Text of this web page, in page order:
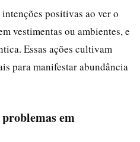
positivas ao ver o
vestimentas ou ambientes, e
Essas ações cultivam
para manifestar abundância
em